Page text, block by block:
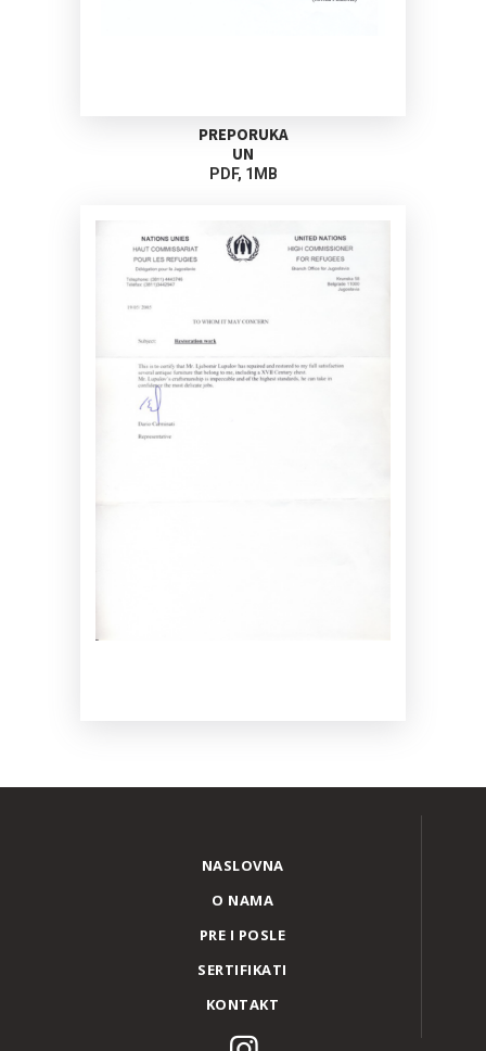
PREPORUKA
UN
PDF, 1MB
NASLOVNA
O NAMA
PRE I POSLE
SERTIFIKATI
KONTAKT